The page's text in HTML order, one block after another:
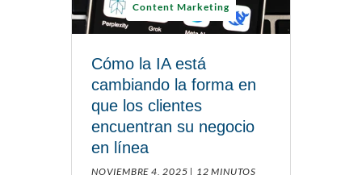
Content Marketing
Cómo la IA está
cambiando la forma en
que los clientes
encuentran su negocio
en línea
NOVIEMBRE 4, 2025 | 12 MINUTOS